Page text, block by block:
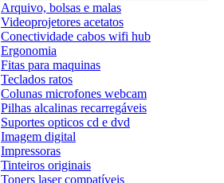
Arquivo, bolsas e malas
Videoprojetores acetatos
Conectividade cabos wifi hub
Ergonomia
Fitas para maquinas
Teclados ratos
Colunas microfones webcam
Pilhas alcalinas recarregáveis
Suportes opticos cd e dvd
Imagem digital
Impressoras
Tinteiros originais
Toners laser compatíveis